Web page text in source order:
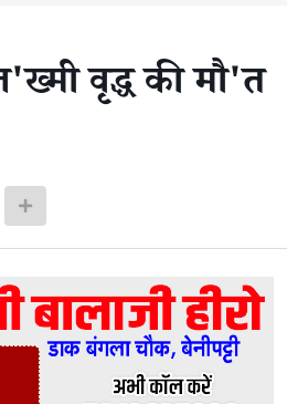
वृद्ध की मौ'त